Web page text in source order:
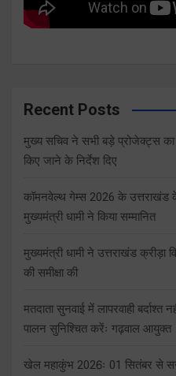
Recent Posts
मुख्य सचिव ने सभी बड़े प्रोजेक्ट्स का
किए जाने के निर्देश दिए
कॉमनवेल्थ गेम्स 2026 के उत्तराखंड
मुख्यमंत्री धामी ने किया सम्मानित
मुख्यमंत्री धामी ने उत्तराखंड क्रीड़ा
की समीक्षा की
मतदाता सुनवाई में लापरवाही
पालन सुनिश्चित करेंः गढ़वाल आयुक्त
खेल महाकुंभ 2026ः 01 सितंबर से